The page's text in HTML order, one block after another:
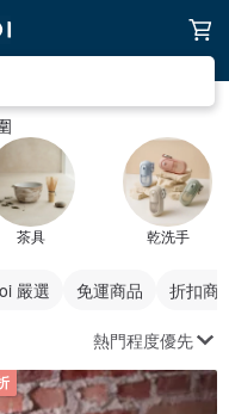
茶具 乾洗手
嚴選 免運商品 折扣商
熱門程度優先